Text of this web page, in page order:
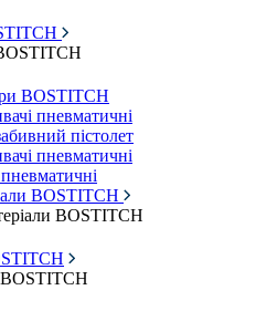
BOSTITCH
пневматичні
пістолет
пневматичні
BOSTITCH
BOSTITCH